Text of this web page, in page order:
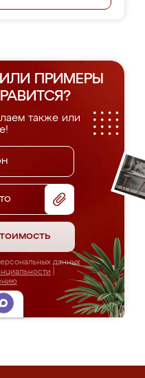
ПРИМЕРЫ
также или
данных